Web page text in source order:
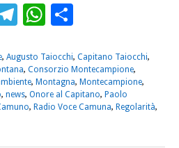
Telegram
WhatsApp
, Augusto Taiocchi, Capitano Taiocchi,
, Consorzio Montecampione,
, Montagna, Montecampione,
, news, Onore al Capitano, Paolo
, Radio Voce Camuna, Regolarità,